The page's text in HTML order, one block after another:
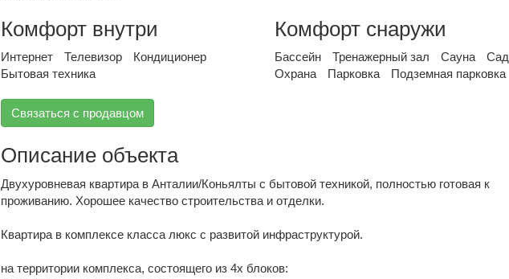
Комфорт внутри
Интернет Телевизор
Кондиционер
Бытовая техника
Комфорт снаружи
Бассейн Тренажерный зал Сауна
Сад
Охрана
Парковка Подземная парковка
Связаться с продавцом
Описание объекта
Двухуровневая квартира в Анталии/Коньялты с бытовой техникой, полностью готовая к
проживанию. Хорошее качество строительства и отделки.
Квартира в комплексе класса люкс с развитой инфраструктурой.
на территории комплекса, состоящего из 4х блоков: